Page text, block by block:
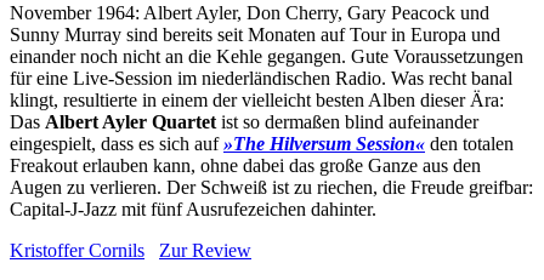
November 1964: Albert Ayler, Don Cherry, Gary Peacock und
Sunny Murray sind bereits seit Monaten auf Tour in Europa und
einander noch nicht an die Kehle gegangen. Gute Voraussetzungen
für eine Live-Session im niederländischen Radio. Was recht banal
klingt, resultierte in einem der vielleicht besten Alben dieser Ära:
Das Albert Ayler Quartet ist so dermaßen blind aufeinander
eingespielt, dass es sich auf»The Hilversum Session« den totalen
Freakout erlauben kann, ohne dabei das große Ganze aus den
Augen zu verlieren. Der Schweiß ist zu riechen, die Freude greifbar:
Capital-J-Jazz mit fünf Ausrufezeichen dahinter.
Kristoffer Cornils
Zur Review